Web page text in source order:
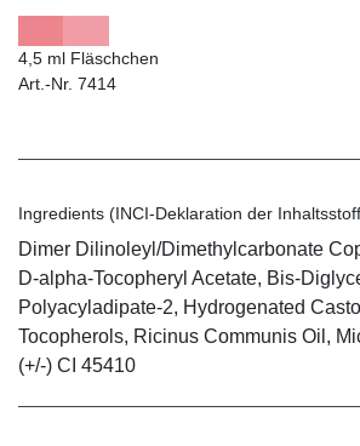
4,5 ml Fläschchen
Art.-Nr. 7414
Ingredients (INCI-Deklaration der
Dimer Dilinoleyl/Dimethylcarbonate
D-alpha-Tocopheryl Acetate, Bis-
Polyacyladipate-2, Hydrogenated
Tocopherols, Ricinus Communis Oil,
(+/-) CI 45410